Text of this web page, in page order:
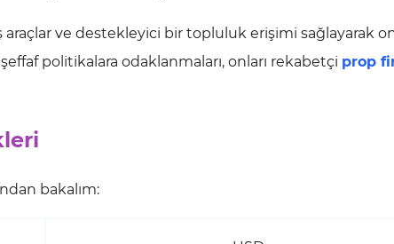
ve destekleyici bir topluluk erişimi sağlayarak
politikalara odaklanmaları, onları rekabetçi prop
bakalım: